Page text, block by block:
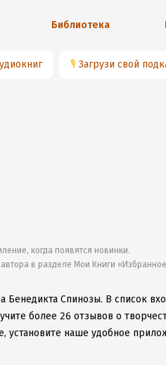
Библиотека
🎙 Загрузи свой
когда появятся новинки.
в разделе Мои Книги
Бенедикта Спинозы. В список
более 26 отзывов о
установите наше удобное